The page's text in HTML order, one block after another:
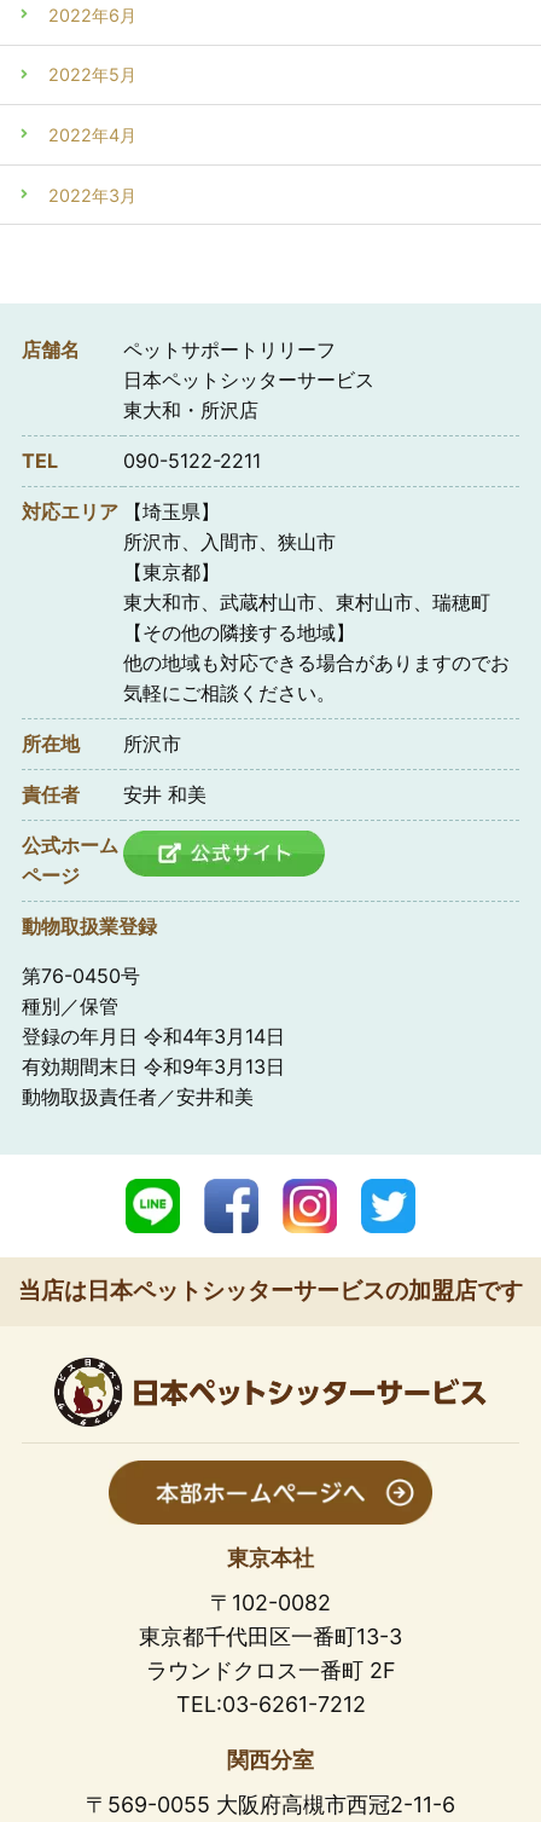
2022年6月
2022年5月
2022年4月
2022年3月
店舗名
ペットサポートリリーフ
日本ペットシッターサービス
東大和・所沢店
TEL 090-5122-2211
対応エリア
【埼玉県】
所沢市、入間市、狭山市
【東京都】
東大和市、武蔵村山市、東村山市、瑞穂町
【その他の隣接する地域】
他の地域も対応できる場合がありますのでお
気軽にご相談ください。
所在地 所沢市
責任者 安井 和美
公式ホーム
ページ
動物取扱業登録
第76-0450号
種別／保管
登録の年月日 令和4年3月14日
有効期間末日 令和9年3月13日
動物取扱責任者／安井和美
当店は日本ペットシッターサービスの加盟店です
東京本社
〒102-0082
東京都千代田区一番町13-3
ラウンドクロス一番町 2F
TEL:03-6261-7212
関西分室
〒569-0055 大阪府高槻市西冠2-11-6